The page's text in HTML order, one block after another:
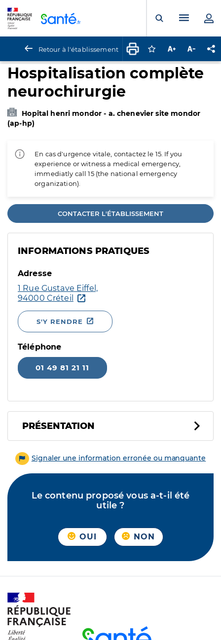
Ouvrir laMenu
Retour à l'établissement Connectez-vous
Augmenter la
Hospitalisation complète
neurochirurgie
Hopital henri mondor - a. chenevier site mondor
(ap-hp)
En cas d'urgence vitale, contactez le 15. If you
experience or witness a medical emergency,
immediatly call 15 (the national emergency
organization).
CONTACTER L'ÉTABLISSEMENT
INFORMATIONS PRATIQUES
Adresse
1 Rue Gustave Eiffel,
94000 Créteil
S'Y RENDRE
Téléphone
01 49 81 21 11
PRÉSENTATION
Signaler une information erronée ou manquante
Le contenu proposé vous a-t-il été
utile ?
OUI NON